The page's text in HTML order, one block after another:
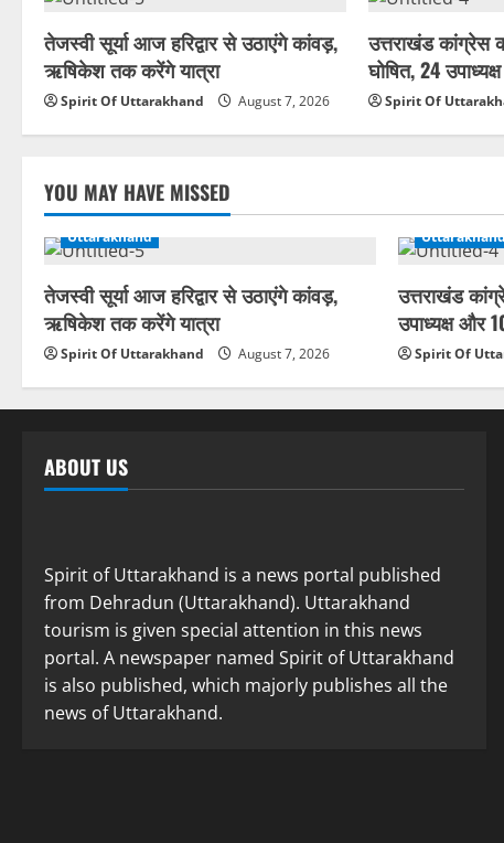
तेजस्वी सूर्या आज हरिद्वार से उठाएंगे कांवड़,
ऋषिकेश तक करेंगे यात्रा
Spirit Of Uttarakhand August 7, 2026
उत्तराखंड कांग्रेस
घोषित, 24
Spirit Of
YOU MAY HAVE MISSED
Uttarakhand
तेजस्वी सूर्या आज हरिद्वार से उठाएंगे कांवड़,
ऋषिकेश तक करेंगे यात्रा
Spirit Of Uttarakhand August 7, 2026
उत्तराखंड
उपाध्यक्ष और
Spirit Of
ABOUT US
Spirit of Uttarakhand is a news portal published
from Dehradun (Uttarakhand). Uttarakhand
tourism is given special attention in this news
portal. A newspaper named Spirit of Uttarakhand
is also published, which majorly publishes all the
news of Uttarakhand.